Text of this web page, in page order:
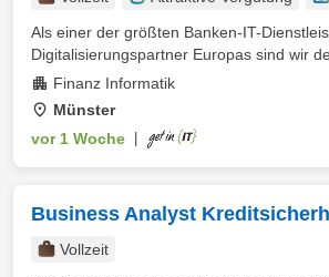
Als einer der größten Banken-IT-
Digitalisierungspartner Europas sind wir
Finanz Informatik
Münster
vor 1 Woche
Business Analyst
Vollzeit